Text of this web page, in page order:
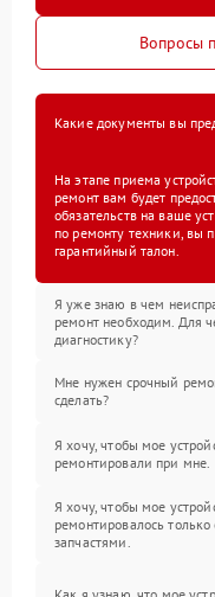
Вопросы
Какие документы вы
На этапе приема
ремонт вам будет
обязательств на ваше
по ремонту техники, вы
гарантийный талон.
Я уже знаю в чем
ремонт необходим. Для
диагностику?
Мне нужен срочный
сделать?
Я хочу, чтобы мое
ремонтировали при мне.
Я хочу, чтобы мое
ремонтировалось
запчастями.